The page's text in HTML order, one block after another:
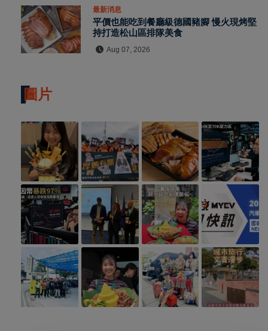
最新消息
平價也能吃到餐廳級德國豬腳 慢火現烤堅
持打造松山區排隊美食
Aug 07, 2026
圖片